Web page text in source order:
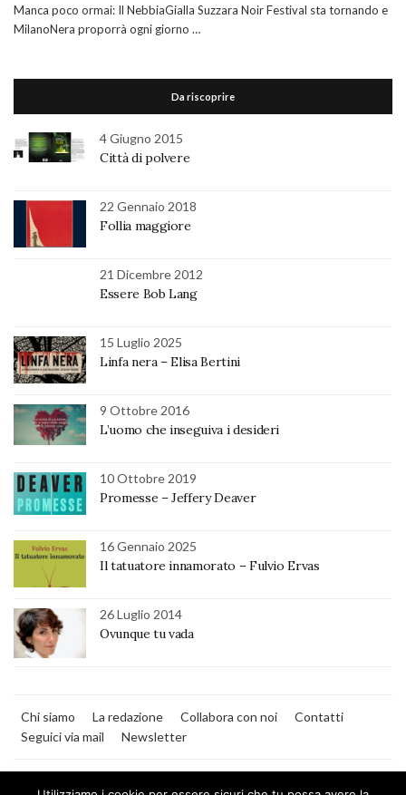
Manca poco ormai: Il NebbiaGialla Suzzara Noir Festival sta tornando e
MilanoNera proporrà ogni giorno …
Da riscoprire
4 Giugno 2015
Città di polvere
22 Gennaio 2018
Follia maggiore
21 Dicembre 2012
Essere Bob Lang
15 Luglio 2025
Linfa nera – Elisa Bertini
9 Ottobre 2016
L’uomo che inseguiva i desideri
10 Ottobre 2019
Promesse – Jeffery Deaver
16 Gennaio 2025
Il tatuatore innamorato – Fulvio Ervas
26 Luglio 2014
Ovunque tu vada
Chi siamo La redazione Collabora con noi
Contatti
Seguici via mail
Newsletter